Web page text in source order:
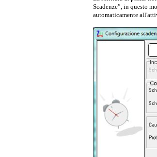
Scadenze”, in questo
automaticamente